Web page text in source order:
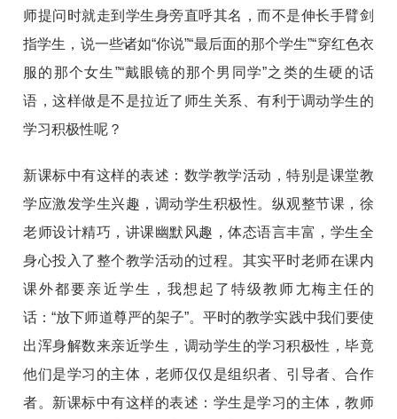
师提问时就走到学生身旁直呼其名，而不是伸长手臂剑
指学生，说一些诸如“你说”“最后面的那个学生”“穿红色衣
服的那个女生”“戴眼镜的那个男同学”之类的生硬的话
语，这样做是不是拉近了师生关系、有利于调动学生的
学习积极性呢？
新课标中有这样的表述：数学教学活动，特别是课堂教
学应激发学生兴趣，调动学生积极性。纵观整节课，徐
老师设计精巧，讲课幽默风趣，体态语言丰富，学生全
身心投入了整个教学活动的过程。其实平时老师在课内
课外都要亲近学生，我想起了特级教师尢梅主任的
话：“放下师道尊严的架子”。平时的教学实践中我们要使
出浑身解数来亲近学生，调动学生的学习积极性，毕竟
他们是学习的主体，老师仅仅是组织者、引导者、合作
者。新课标中有这样的表述：学生是学习的主体，教师